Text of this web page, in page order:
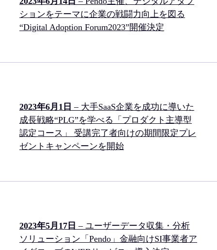
ションをテーマに企業の戦闘力向上を図る
“Digital Adoption Forum2023”開催決定
2023年6月1日 – 大手SaaS企業を成功に導いた
成長戦略“PLG”を学べる「プロダクト主導型
認定コース」 受講完了者向けの期間限定プレ
ゼントキャンペーンを開始
2023年5月17日 – ユーザーデータ収集・分析
ソリューション「Pendo」金融向けSI事業者ア